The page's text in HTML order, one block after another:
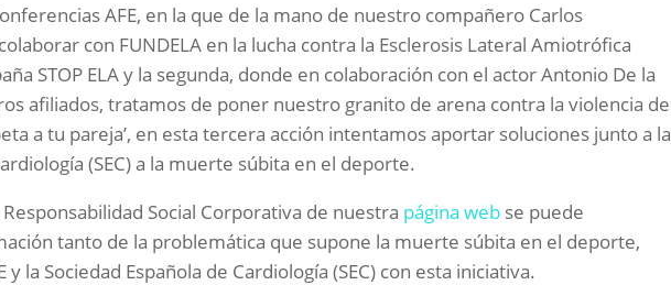
AFE, en la que de la mano de nuestro compañero Carlos
con FUNDELA en la lucha contra la Esclerosis Lateral Amiotrófica
STOP ELA y la segunda, donde en colaboración con el actor Antonio De la
afiliados, tratamos de poner nuestro granito de arena contra la violencia de
a tu pareja’, en esta tercera acción intentamos aportar soluciones junto a la
(SEC) a la muerte súbita en el deporte.
Social Corporativa de nuestra página web se puede
tanto de la problemática que supone la muerte súbita en el deporte,
la Sociedad Española de Cardiología (SEC) con esta iniciativa.